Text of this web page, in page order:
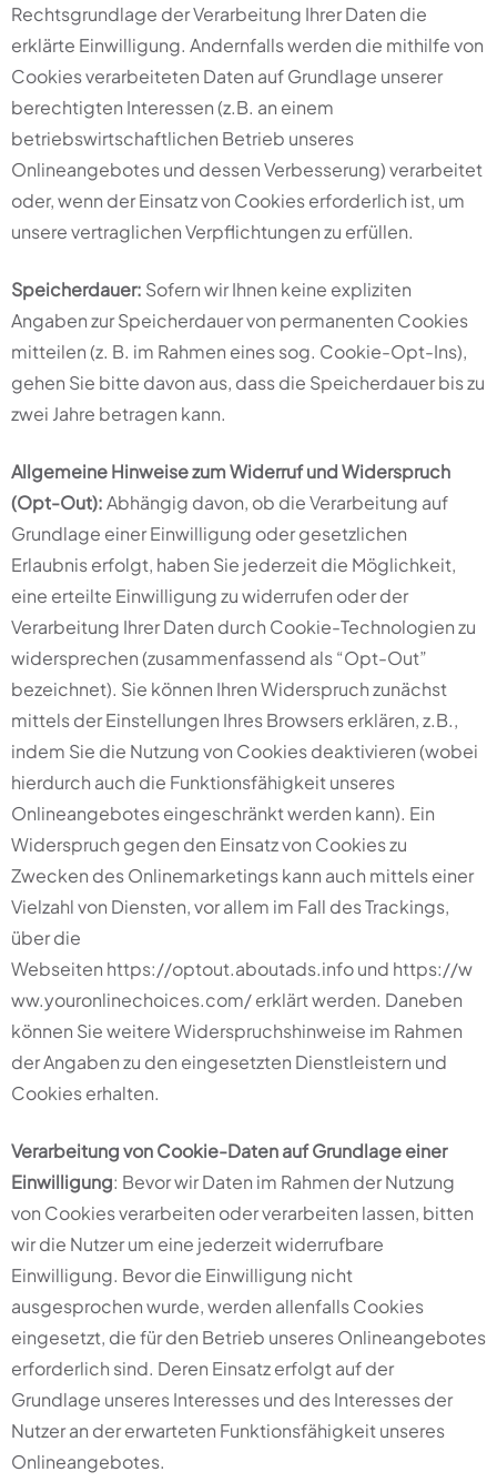
Rechtsgrundlage der Verarbeitung Ihrer Daten die
erklärte Einwilligung. Andernfalls werden die mithilfe von
Cookies verarbeiteten Daten auf Grundlage unserer
berechtigten Interessen (z.B. an einem
betriebswirtschaftlichen Betrieb unseres
Onlineangebotes und dessen Verbesserung) verarbeitet
oder, wenn der Einsatz von Cookies erforderlich ist, um
unsere vertraglichen Verpflichtungen zu erfüllen.
Speicherdauer: Sofern wir Ihnen keine expliziten
Angaben zur Speicherdauer von permanenten Cookies
mitteilen (z. B. im Rahmen eines sog. Cookie-Opt-Ins),
gehen Sie bitte davon aus, dass die Speicherdauer bis zu
zwei Jahre betragen kann.
Allgemeine Hinweise zum Widerruf und Widerspruch
(Opt-Out):Abhängig davon, ob die Verarbeitung auf
Grundlage einer Einwilligung oder gesetzlichen
Erlaubnis erfolgt, haben Sie jederzeit die Möglichkeit,
eine erteilte Einwilligung zu widerrufen oder der
Verarbeitung Ihrer Daten durch Cookie-Technologien zu
widersprechen (zusammenfassend als “Opt-Out”
bezeichnet). Sie können Ihren Widerspruch zunächst
mittels der Einstellungen Ihres Browsers erklären, z.B.,
indem Sie die Nutzung von Cookies deaktivieren (wobei
hierdurch auch die Funktionsfähigkeit unseres
Onlineangebotes eingeschränkt werden kann). Ein
Widerspruch gegen den Einsatz von Cookies zu
Zwecken des Onlinemarketings kann auch mittels einer
Vielzahl von Diensten, vor allem im Fall des Trackings,
über die
Webseiten https://optout.aboutads.infound https://w
ww.youronlinechoices.com/erklärt werden. Daneben
können Sie weitere Widerspruchshinweise im Rahmen
der Angaben zu den eingesetzten Dienstleistern und
Cookies erhalten.
Verarbeitung von Cookie-Daten auf Grundlage einer
Einwilligung: Bevor wir Daten im Rahmen der Nutzung
von Cookies verarbeiten oder verarbeiten lassen, bitten
wir die Nutzer um eine jederzeit widerrufbare
Einwilligung. Bevor die Einwilligung nicht
ausgesprochen wurde, werden allenfalls Cookies
eingesetzt, die für den Betrieb unseres Onlineangebotes
erforderlich sind. Deren Einsatz erfolgt auf der
Grundlage unseres Interesses und des Interesses der
Nutzer an der erwarteten Funktionsfähigkeit unseres
Onlineangebotes.